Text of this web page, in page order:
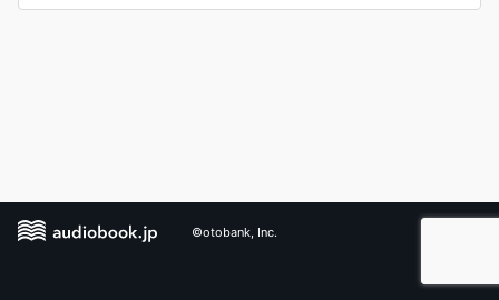
©otobank, Inc.